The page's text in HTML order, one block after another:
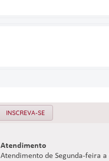
INSCREVA-SE
Atendimento
Atendimento de Segunda-feira a